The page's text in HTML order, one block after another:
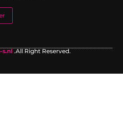
s.nl .All Right Reserved.